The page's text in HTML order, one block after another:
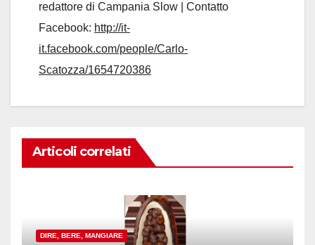
redattore di Campania Slow | Contatto
Facebook: http://it-
it.facebook.com/people/Carlo-
Scatozza/1654720386
Articoli correlati
DIRE, BERE, MANGIARE